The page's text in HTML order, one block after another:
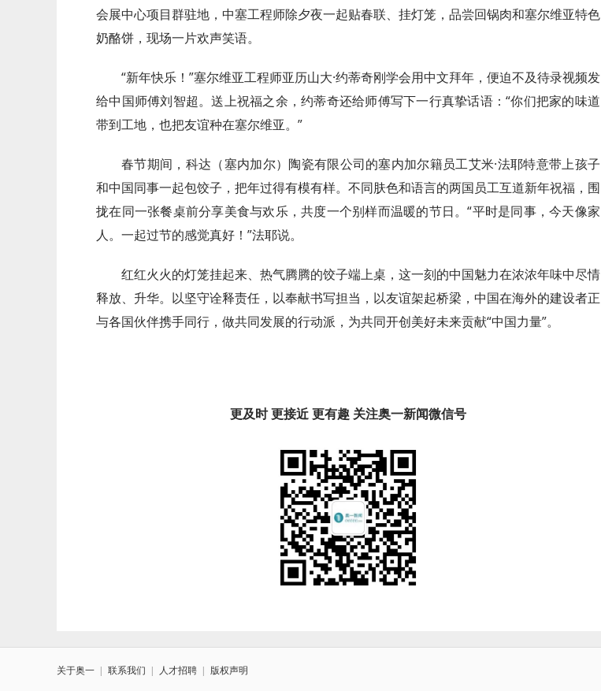
会展中心项目群驻地，中塞工程师除夕夜一起贴春联、挂灯笼，品尝回锅肉和塞尔维亚特色
奶酪饼，现场一片欢声笑语。
“新年快乐！”塞尔维亚工程师亚历山大·约蒂奇刚学会用中文拜年，便迫不及待录视频发
给中国师傅刘智超。送上祝福之余，约蒂奇还给师傅写下一行真挚话语：“你们把家的味道
带到工地，也把友谊种在塞尔维亚。”
春节期间，科达（塞内加尔）陶瓷有限公司的塞内加尔籍员工艾米·法耶特意带上孩子
和中国同事一起包饺子，把年过得有模有样。不同肤色和语言的两国员工互道新年祝福，围
拢在同一张餐桌前分享美食与欢乐，共度一个别样而温暖的节日。“平时是同事，今天像家
人。一起过节的感觉真好！”法耶说。
红红火火的灯笼挂起来、热气腾腾的饺子端上桌，这一刻的中国魅力在浓浓年味中尽情
释放、升华。以坚守诠释责任，以奉献书写担当，以友谊架起桥梁，中国在海外的建设者正
与各国伙伴携手同行，做共同发展的行动派，为共同开创美好未来贡献“中国力量”。
更及时 更接近 更有趣 关注奥一新闻微信号
关于奥一 | 联系我们 | 人才招聘 | 版权声明